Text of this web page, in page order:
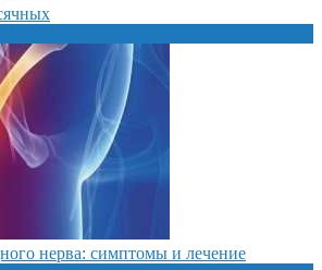
нерва: симптомы и лечение